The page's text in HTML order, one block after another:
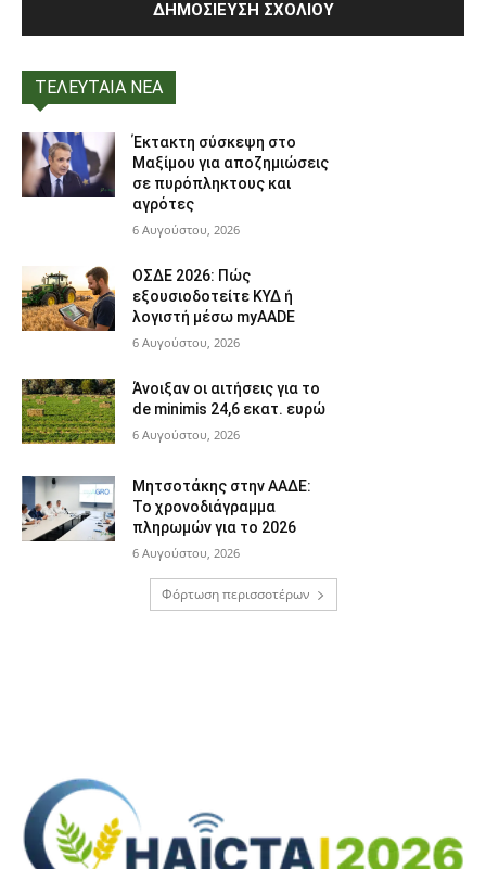
ΤΕΛΕΥΤΑΙΑ ΝΕΑ
Έκτακτη σύσκεψη στο
Μαξίμου για αποζημιώσεις
σε πυρόπληκτους και
αγρότες
6 Αυγούστου, 2026
ΟΣΔΕ 2026: Πώς
εξουσιοδοτείτε ΚΥΔ ή
λογιστή μέσω myAADE
6 Αυγούστου, 2026
Άνοιξαν οι αιτήσεις για το
de minimis 24,6 εκατ. ευρώ
6 Αυγούστου, 2026
Μητσοτάκης στην ΑΑΔΕ:
Το χρονοδιάγραμμα
πληρωμών για το 2026
6 Αυγούστου, 2026
Φόρτωση περισσοτέρων